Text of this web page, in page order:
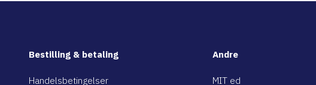
Bestilling & betaling
Handelsbetingelser
Andre
MIT ed